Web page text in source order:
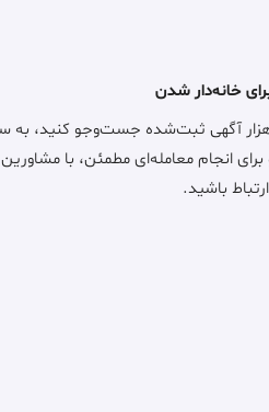
خانه‌دار شدن
هزار آگهی ثبت‌شده جست‌وجو کنید، به
برای انجام معامله‌ای مطمئن، با
باشید.